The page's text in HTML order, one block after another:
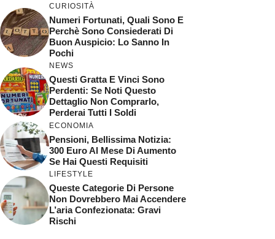
CURIOSITÀ
Numeri Fortunati, Quali Sono E
Perchè Sono Consiederati Di
Buon Auspicio: Lo Sanno In
Pochi
NEWS
Questi Gratta E Vinci Sono
Perdenti: Se Noti Questo
Dettaglio Non Comprarlo,
Perderai Tutti I Soldi
ECONOMIA
Pensioni, Bellissima Notizia:
300 Euro Al Mese Di Aumento
Se Hai Questi Requisiti
LIFESTYLE
Queste Categorie Di Persone
Non Dovrebbero Mai Accendere
L’aria Confezionata: Gravi
Rischi